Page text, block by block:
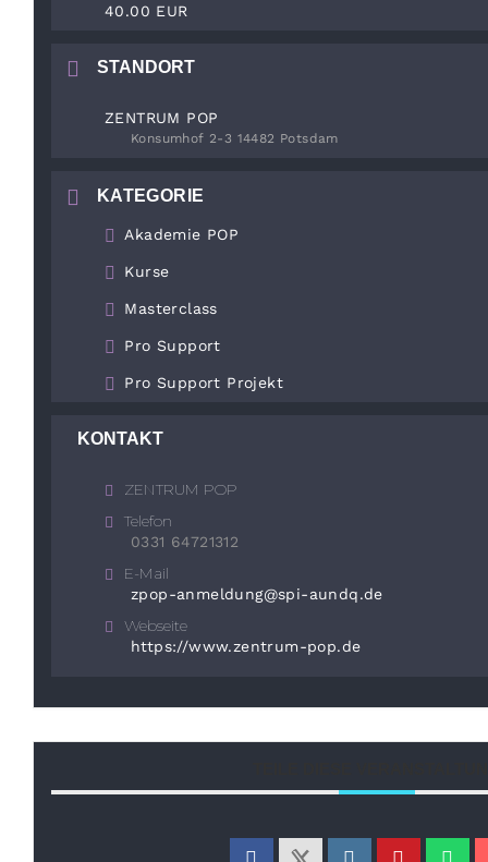
40.00 EUR
STANDORT
ZENTRUM POP
Konsumhof 2-3 14482 Potsdam
KATEGORIE
Akademie POP
Kurse
Masterclass
Pro Support
Pro Support Projekt
KONTAKT
ZENTRUM POP
Telefon
0331 64721312
E-Mail
zpop-anmeldung@spi-aundq.de
Webseite
https://www.zentrum-pop.de